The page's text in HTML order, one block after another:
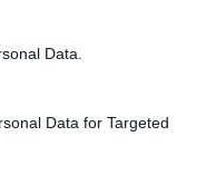
Data.
Data for Targeted
για τις
του. Αυτά όσον
ένας
του στην αρχαιότητα:
ως πρώτος
Αυτές είναι